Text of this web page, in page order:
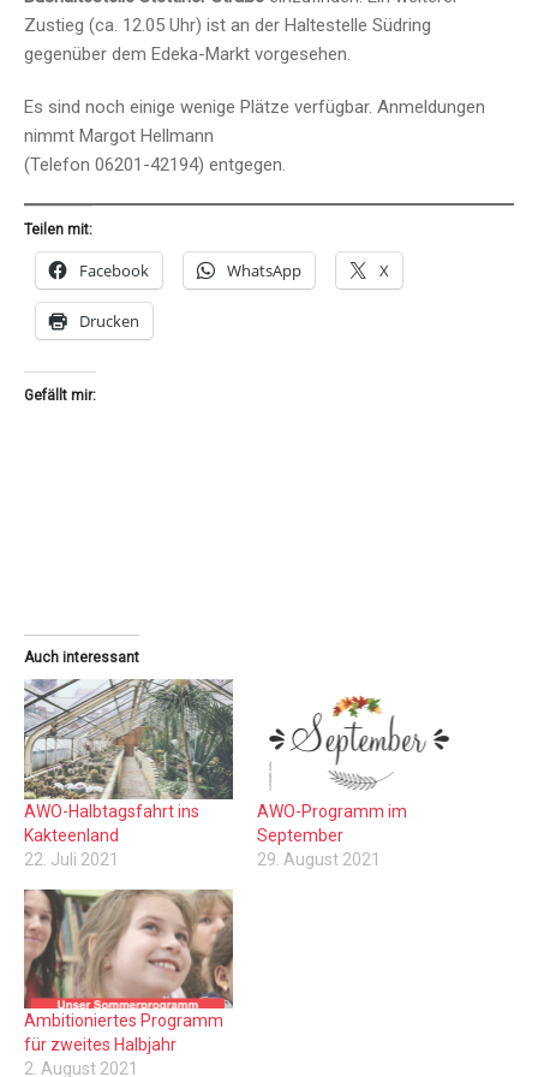
Zustieg (ca. 12.05 Uhr) ist an der Haltestelle Südring
gegenüber dem Edeka-Markt vorgesehen.
Es sind noch einige wenige Plätze verfügbar. Anmeldungen
nimmt Margot Hellmann
(Telefon 06201-42194) entgegen.
Teilen mit:
Facebook WhatsApp X
Drucken
Gefällt mir:
Auch interessant
AWO-Halbtagsfahrt ins
Kakteenland
22. Juli 2021
AWO-Programm im
September
29. August 2021
Ambitioniertes Programm
für zweites Halbjahr
2. August 2021